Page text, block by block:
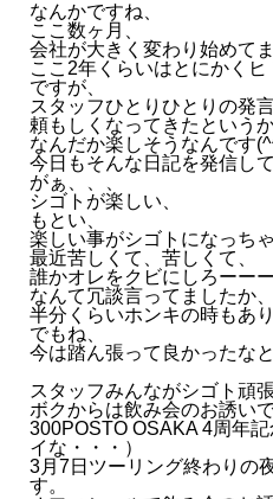
デモカー
- 2026.01
2025
- 2025.12
- 2025.11
- 2025.10
- 2025.09
- 2025.08
- 2025.07
- 2025.06
なんかですね、
ここ数ヶ月、
会社が大きく変わり始めてま
ここ2年くらいはとにかく
ですが、
スタッフひとりひとりの発
頼もしくなってきたというか
なんだか楽しそうなんです
今日もそんな日記を発信し
がぁ、、、
シゴトが楽しい、
もとい、
楽しい事がシゴトになっち
最近苦しくて、苦しくて、
誰かオレをクビにしろーーー
なんて冗談言ってましたか、
半分くらいホンキの時もあ
でもね、
今は踏ん張って良かったなと
スタッフみんながシゴト頑
ボクからは飲み会のお誘い
300POSTO OSAKA 4周年
イな・・・）
3月7日ツーリング終わりの
す。